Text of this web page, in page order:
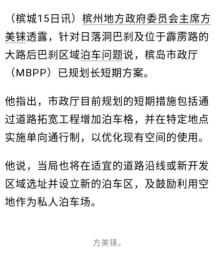
（槟城15日讯） 槟州地方政府委员会主席方
美铼透露，针对日落洞巴刹及位于霹雳路的
大路后巴刹区域泊车问题说，槟岛市政厅
（MBPP）已规划长短期方案。
他指出，市政厅目前规划的短期措施包括通
过道路拓宽工程增加泊车格，并在特定地点
实施单向通行制，以优化现有空间的使用。
他说，当局也将在适宜的道路沿线或新开发
区域选址并设立新的泊车区，及鼓励利用空
地作为私人泊车场。
方美铼。